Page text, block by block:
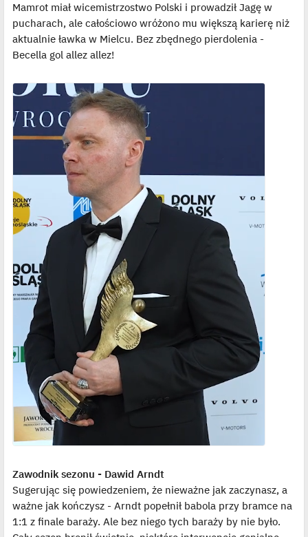
Mamrot miał wicemistrzostwo Polski i prowadził Jagę w
pucharach, ale całościowo wróżono mu większą karierę niż
aktualnie ławka w Mielcu. Bez zbędnego pierdolenia -
Becella gol allez allez!
Zawodnik sezonu - Dawid Arndt
Sugerując się powiedzeniem, że nieważne jak zaczynasz, a
ważne jak kończysz - Arndt popełnił babola przy bramce na
1:1 z finale baraży. Ale bez niego tych baraży by nie było.